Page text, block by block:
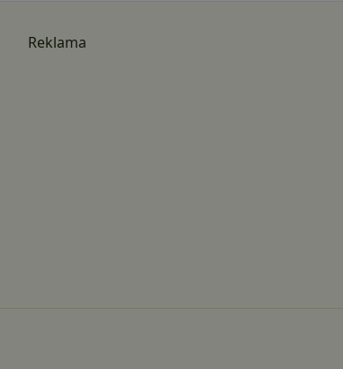
Reklama